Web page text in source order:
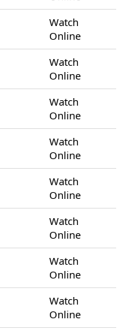
Watch
Online
Watch
Online
Watch
Online
Watch
Online
Watch
Online
Watch
Online
Watch
Online
Watch
Online